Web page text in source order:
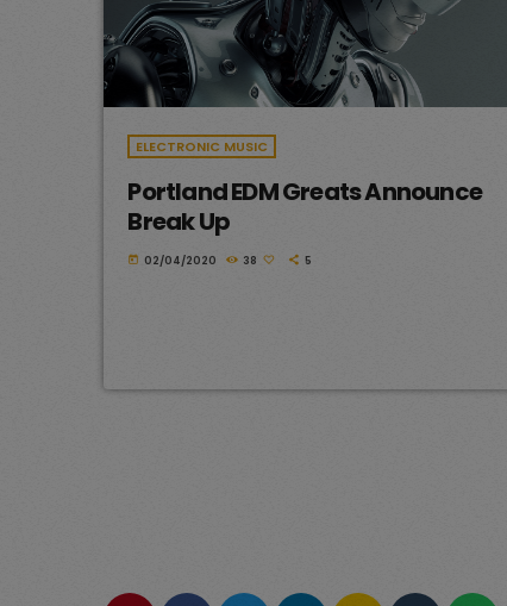
ELECTRONIC MUSIC
Portland EDM Greats Announce
Break Up
today 02/04/2020 38 5